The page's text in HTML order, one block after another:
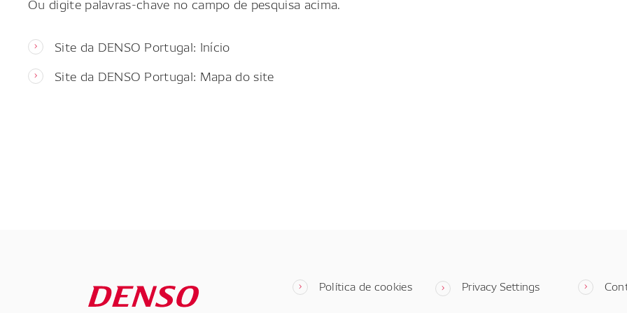
Site da DENSO Portugal: Início
Site da DENSO Portugal: Mapa do site
Política de cookies Privacy Settings